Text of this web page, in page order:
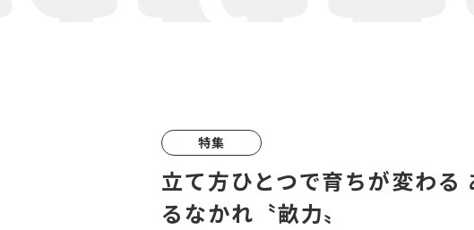
特集
立て方ひとつで育ちが変わる
るなかれ〝畝力〟